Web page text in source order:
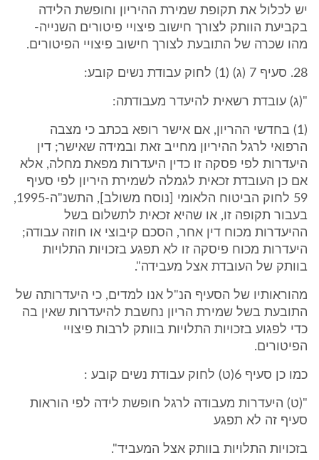
יש לכלול את תקופת שמירת ההיריון וחופשת הלידה
בקביעת הוותק לצורך חישוב פיצויי פיטורים השנייה-
מהו שכרה של התובעת לצורך חישוב פיצויי הפיטורים.
28. סעיף 7 (ג) (1) לחוק עבודת נשים קובע:
"(ג) עובדת רשאית להיעדר מעבודתה:
(1) בחדשי ההריון, אם אישר רופא בכתב כי מצבה
הרפואי לרגל ההיריון מחייב זאת ובמידה שאישר; דין
היעדרות לפי פסקה זו כדין היעדרות מפאת מחלה, אלא
אם כן העובדת זכאית לגמלה לשמירת היריון לפי סעיף
59 לחוק הביטוח הלאומי [נוסח משולב], התשנ"ה-1995,
בעבור תקופה זו, או שהיא זכאית לתשלום בשל
ההיעדרות מכוח דין אחר, הסכם קיבוצי או חוזה עבודה;
היעדרות מכוח פיסקה זו לא תפגע בזכויות התלויות
בוותק של העובדת אצל מעבידה".
מהוראותיו של הסעיף הנ"ל אנו למדים, כי היעדרותה של
התובעת בשל שמירת הריון נחשבת להיעדרות שאין בה
כדי לפגוע בזכויות התלויות בוותק לרבות פיצויי
הפיטורים.
כמו כן סעיף 6(ט) לחוק עבודת נשים קובע :
"(ט) היעדרות מעבודה לרגל חופשת לידה לפי הוראות
סעיף זה לא תפגע
בזכויות התלויות בוותק אצל המעביד".